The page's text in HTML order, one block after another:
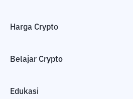
Harga Crypto
Belajar Crypto
Edukasi